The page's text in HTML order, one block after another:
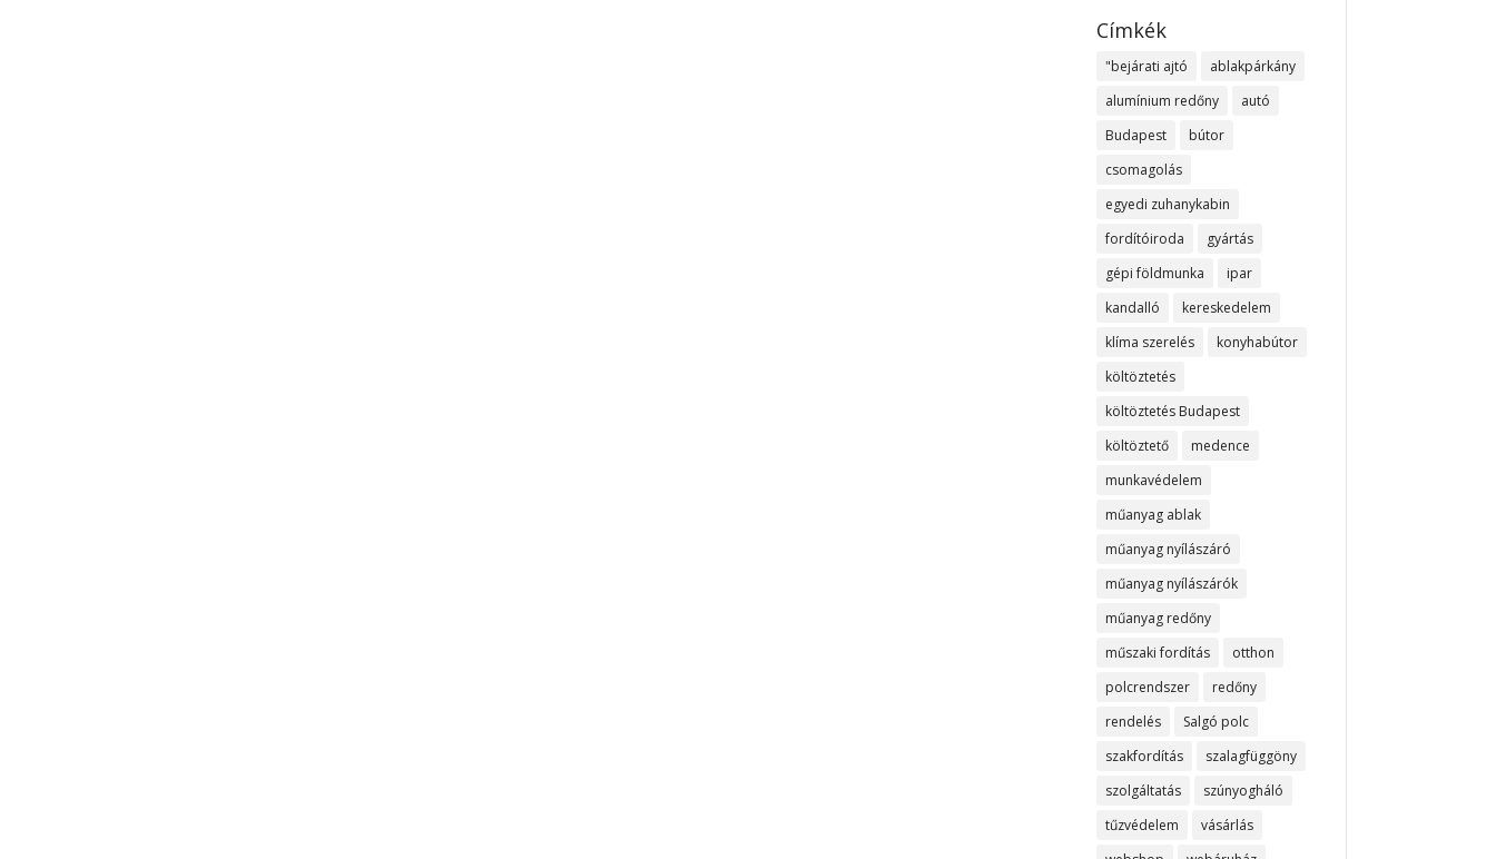
Címkék
"bejárati ajtó
ablakpárkány
alumínium redőny
autó
Budapest
bútor
csomagolás
egyedi zuhanykabin
fordítóiroda
gyártás
gépi földmunka
ipar
kandalló
kereskedelem
klíma szerelés
konyhabútor
költöztetés
költöztetés Budapest
költöztető
medence
munkavédelem
műanyag ablak
műanyag nyílászáró
műanyag nyílászárók
műanyag redőny
műszaki fordítás
otthon
polcrendszer
redőny
rendelés
Salgó polc
szakfordítás
szalagfüggöny
szolgáltatás
szúnyogháló
tűzvédelem
vásárlás